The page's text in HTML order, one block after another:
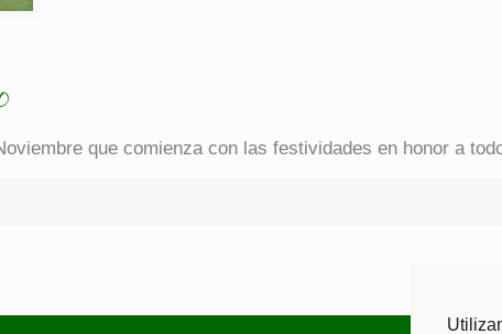
que comienza con las festividades en honor a